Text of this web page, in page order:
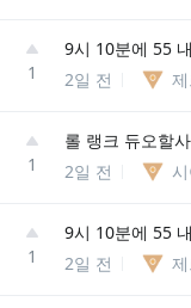
1
2일 전
1
롤 랭크 듀오할
2일 전
1
2일 전